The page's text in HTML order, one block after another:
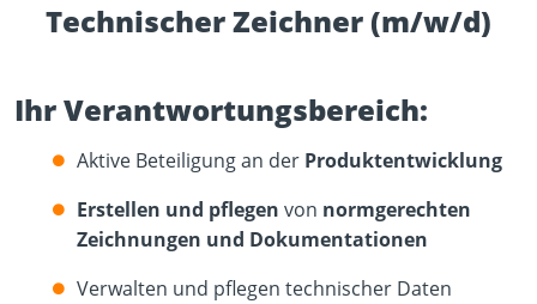
Technischer Zeichner (m/w/d)
Ihr Verantwortungsbereich:
Aktive Beteiligung an der Produktentwicklung
Erstellen und pflegen von normgerechten
Zeichnungen und Dokumentationen
Verwalten und pflegen technischer Daten